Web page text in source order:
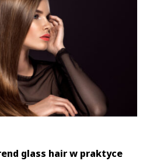
glass hair w praktyce